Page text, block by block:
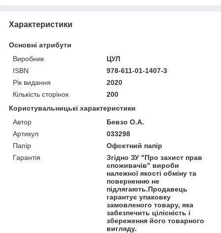
Характеристики
Основні атрибути
Виробник
ЦУЛ
ISBN
978-611-01-1407-3
Рік видання
2020
Кількість сторінок
200
Користувальницькі характеристики
Автор
Бевзо О.А.
Артикул
033298
Папір
Офсетний папір
Гарантія
Згідно ЗУ "Про захист прав
споживачів" вироби
належної якості обміну та
поверненню не
підлягають.Продавець
гарантує упаковку
замовленого товару, яка
забезпечить цілісність і
збереження його товарного
вигляду.